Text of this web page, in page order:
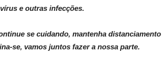
e outras infecções.
se cuidando, mantenha distanciamento
se, vamos juntos fazer a nossa parte.